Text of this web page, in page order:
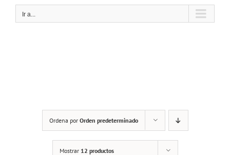
Ir a...
Ordena por Orden predeterminado
Mostrar 12 productos